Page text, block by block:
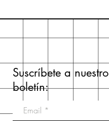
Suscríbete a nuestro
boletín: